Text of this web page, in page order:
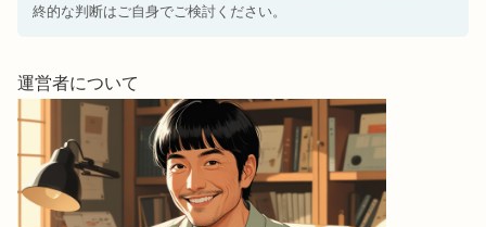
終的な判断はご自身でご検討ください。
運営者について